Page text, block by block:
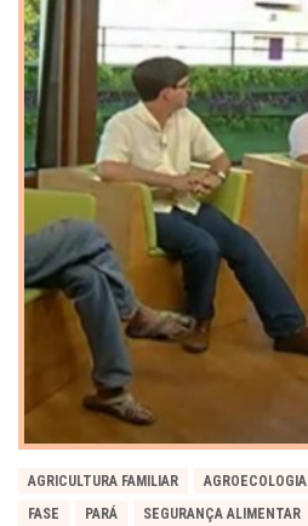
AGRICULTURA FAMILIAR AGROECOLOGIA
FASE
PARÁ SEGURANÇA ALIMENTAR